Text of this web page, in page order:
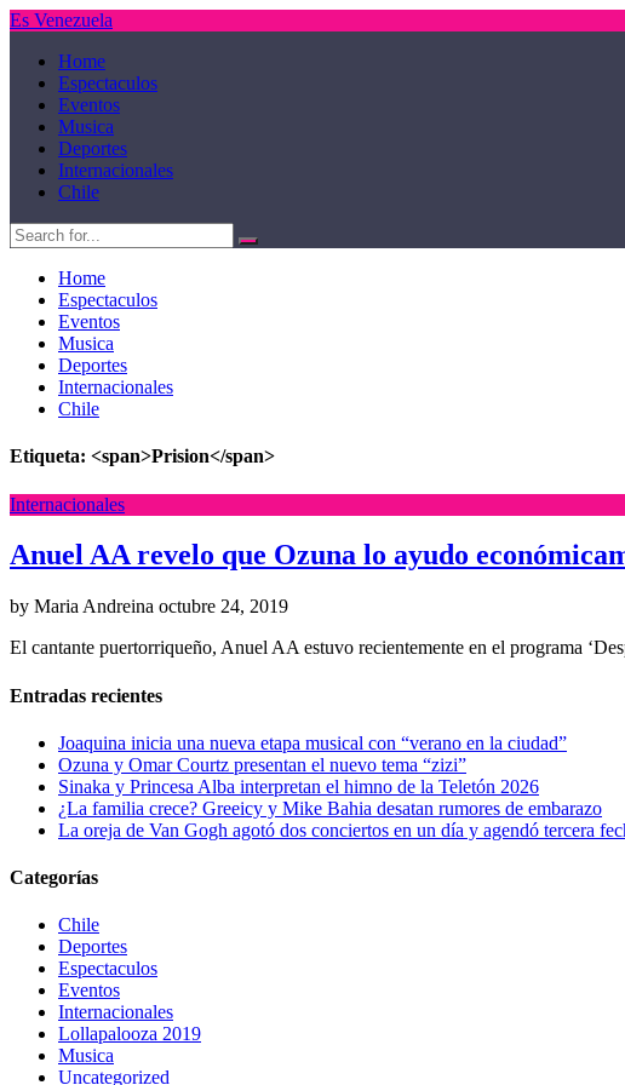
Es Venezuela
Home
Espectaculos
Eventos
Musica
Deportes
Internacionales
Chile
Home
Espectaculos
Eventos
Musica
Deportes
Internacionales
Chile
Etiqueta: <span>Prision</span>
Internacionales
Anuel AA revelo que Ozuna lo ayudo
by Maria Andreina octubre 24, 2019
El cantante puertorriqueño, Anuel AA estuvo recientemente en el programa
Entradas recientes
Joaquina inicia una nueva etapa musical con “verano en la ciudad”
Ozuna y Omar Courtz presentan el nuevo tema “zizi”
Sinaka y Princesa Alba interpretan el himno de la Teletón 2026
¿La familia crece? Greeicy y Mike Bahia desatan rumores de embarazo
La oreja de Van Gogh agotó dos conciertos en un día y agendó tercera
Categorías
Chile
Deportes
Espectaculos
Eventos
Internacionales
Lollapalooza 2019
Musica
Uncategorized